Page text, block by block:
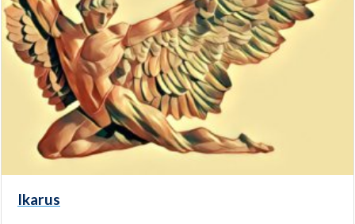
Ikarus